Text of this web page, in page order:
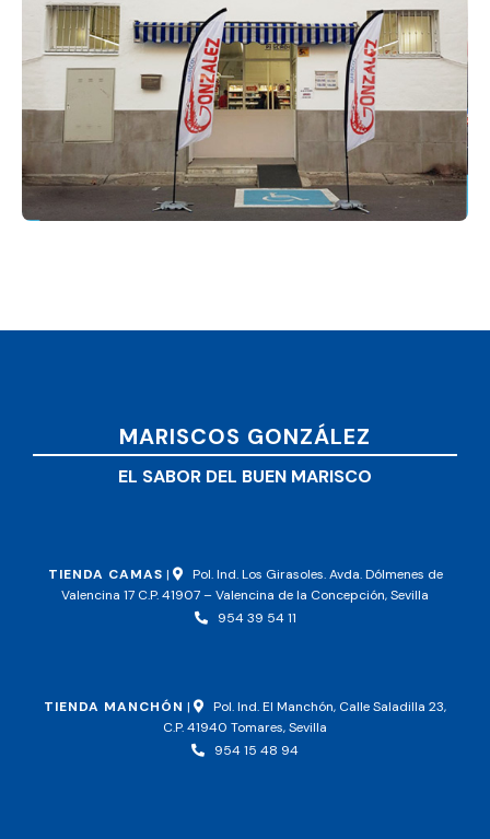
MARISCOS GONZÁLEZ
EL SABOR DEL BUEN MARISCO
TIENDA CAMAS |
Pol. Ind. Los Girasoles. Avda. Dólmenes de
Valencina 17 C.P. 41907 – Valencina de la Concepción, Sevilla
954 39 54 11
TIENDA MANCHÓN |
Pol. Ind. El Manchón, Calle Saladilla 23,
C.P. 41940 Tomares, Sevilla
954 15 48 94